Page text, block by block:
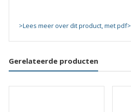
>Lees meer over dit product, met pdf>
Gerelateerde producten